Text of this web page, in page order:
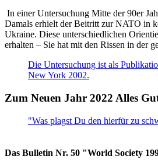
In einer Untersuchung Mitte der 90er
Damals erhielt der Beitritt zur NATO in
Ukraine. Diese unterschiedlichen
erhalten – Sie hat mit den Rissen in der
Die Untersuchung ist als
New York 2002.
Zum Neuen Jahr 2022 Alles
"Was plagst Du den hierfür zu
Das Bulletin Nr. 50 "World Society